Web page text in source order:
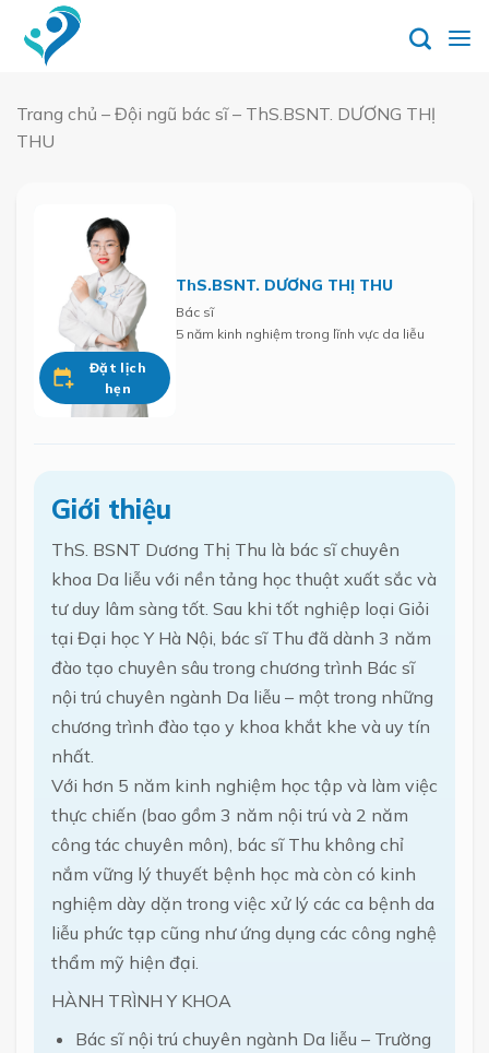
content
Trang chủ – Đội ngũ bác sĩ– ThS.BSNT. DƯƠNG THỊ
THU
Đặt lịch
hẹn
ThS.BSNT. DƯƠNG THỊ THU
Bác sĩ
5 năm kinh nghiệm trong lĩnh vực da liễu
Giới thiệu
ThS. BSNT Dương Thị Thu là bác sĩ chuyên
khoa Da liễu với nền tảng học thuật xuất sắc và
tư duy lâm sàng tốt. Sau khi tốt nghiệp loại Giỏi
tại Đại học Y Hà Nội, bác sĩ Thu đã dành 3 năm
đào tạo chuyên sâu trong chương trình Bác sĩ
nội trú chuyên ngành Da liễu – một trong những
chương trình đào tạo y khoa khắt khe và uy tín
nhất.
Với hơn 5 năm kinh nghiệm học tập và làm việc
thực chiến (bao gồm 3 năm nội trú và 2 năm
công tác chuyên môn), bác sĩ Thu không chỉ
nắm vững lý thuyết bệnh học mà còn có kinh
nghiệm dày dặn trong việc xử lý các ca bệnh da
liễu phức tạp cũng như ứng dụng các công nghệ
thẩm mỹ hiện đại.
HÀNH TRÌNH Y KHOA
Bác sĩ nội trú chuyên ngành Da liễu – Trường